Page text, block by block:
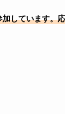
しています。